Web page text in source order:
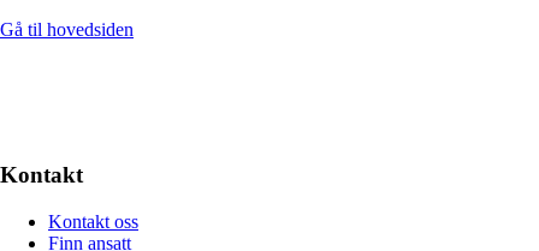
Gå til hovedsiden
Kontakt
Kontakt oss
Finn ansatt